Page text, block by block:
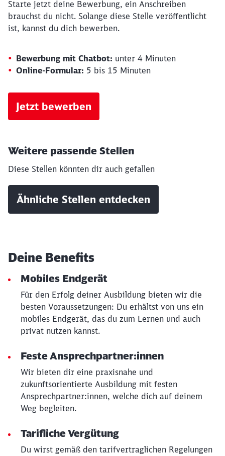
Starte jetzt deine Bewerbung, ein Anschreiben
brauchst du nicht. Solange diese Stelle veröffentlicht
ist, kannst du dich bewerben.
Bewerbung mit Chatbot: unter 4 Minuten
Online-Formular: 5 bis 15 Minuten
Jetzt bewerben
Weitere passende Stellen
Diese Stellen könnten dir auch gefallen
Ähnliche Stellen entdecken
Deine Benefits
Mobiles Endgerät
Für den Erfolg deiner Ausbildung bieten wir die
besten Voraussetzungen: Du erhältst von uns ein
mobiles Endgerät, das du zum Lernen und auch
privat nutzen kannst.
Feste Ansprechpartner:innen
Wir bieten dir eine praxisnahe und
zukunftsorientierte Ausbildung mit festen
Ansprechpartner:innen, welche dich auf deinem
Weg begleiten.
Tarifliche Vergütung
Du wirst gemäß den tarifvertraglichen Regelungen
weitergeleitet
werden?
Abbrechen Weiter